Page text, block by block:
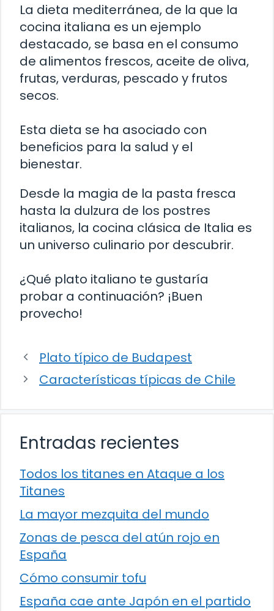
La dieta mediterránea, de la que la
cocina italiana es un ejemplo
destacado, se basa en el consumo
de alimentos frescos, aceite de oliva,
frutas, verduras, pescado y frutos
secos.
Esta dieta se ha asociado con
beneficios para la salud y el
bienestar.
Desde la magia de la pasta fresca
hasta la dulzura de los postres
italianos, la cocina clásica de Italia es
un universo culinario por descubrir.
¿Qué plato italiano te gustaría
probar a continuación? ¡Buen
provecho!
Plato típico de Budapest
Características típicas de Chile
Entradas recientes
Todos los titanes en Ataque a los
Titanes
La mayor mezquita del mundo
Zonas de pesca del atún rojo en
España
Cómo consumir tofu
España cae ante Japón en el partido